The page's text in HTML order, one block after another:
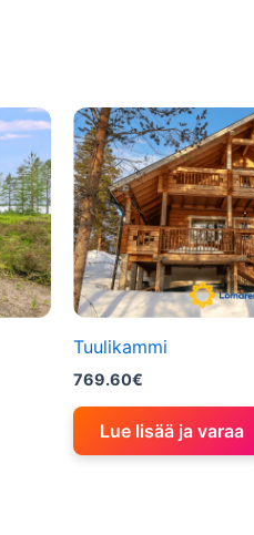
Tuulikammi
769.60€
Lue lisää ja varaa